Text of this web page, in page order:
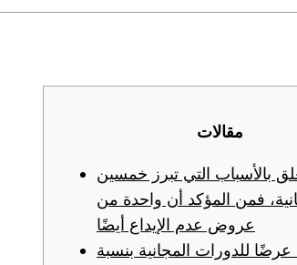
مقالات
بالأسباب التي تبرز خمسين
فمن المؤكد أن واحدة من
عروض عدم الإيداع أيضًا
أفضل 50 عرضًا للدورات المجانية بنسبة